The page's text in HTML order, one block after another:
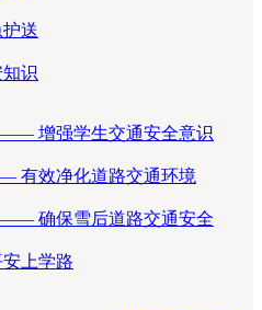
送
识
增强学生交通安全意识
有效净化道路交通环境
确保雪后道路交通安全
上学路